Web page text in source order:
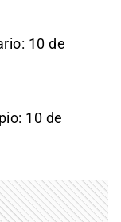
10 de
10 de